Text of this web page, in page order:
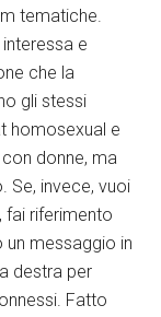
tematiche.
e
che la
gli stessi
homosexual e
donne, ma
Se, invece, vuoi
fai riferimento
un messaggio in
destra per
Fatto